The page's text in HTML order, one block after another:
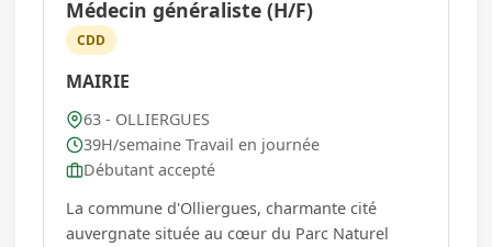
Médecin généraliste (H/F)
CDD
MAIRIE
63 - OLLIERGUES
39H/semaine Travail en journée
Débutant accepté
La commune d'Olliergues, charmante cité
auvergnate située au cœur du Parc Naturel